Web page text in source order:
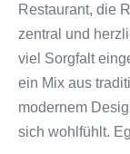
Restaurant, die
zentral und
viel Sorgfalt
ein Mix aus
modernem
sich wohlfühlt.